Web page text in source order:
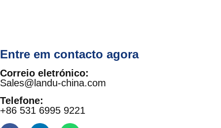
Entre em contacto agora
Correio eletrónico:
Sales@landu-china.com
Telefone:
+86 531 6995 9221